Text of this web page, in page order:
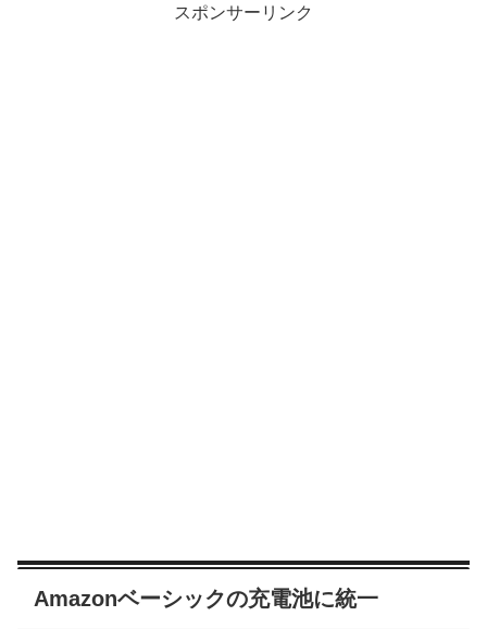
スポンサーリンク
Amazonベーシックの充電池に統一